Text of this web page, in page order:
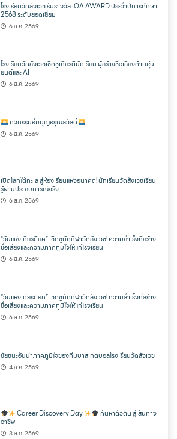
โรงเรียนวัดสังเวช รับรางวัล IQA AWARD ประจำปีการศึกษา
2568 ระดับยอดเยี่ยม
6 ส.ค. 2569
โรงเรียนวัดสังเวชเชิดชูเกียรตินักเรียน ผู้สร้างชื่อเสียงด้านหุ่น
ยนต์และ AI
6 ส.ค. 2569
กิจกรรมอิ่มบุญอรุณสวัสดิ์
6 ส.ค. 2569
เปิดโลกใต้ทะเล สู่ห้องเรียนแห่งอนาคต! นักเรียนวัดสังเวชเรียน
รู้ผ่านประสบการณ์จริง
6 ส.ค. 2569
“วันแห่งเกียรติยศ” เชิดชูนักกีฬาวัดสังเวช! ความสำเร็จที่สร้าง
ชื่อเสียงและความภาคภูมิใจให้แก่โรงเรียน
6 ส.ค. 2569
“วันแห่งเกียรติยศ” เชิดชูนักกีฬาวัดสังเวช! ความสำเร็จที่สร้าง
ชื่อเสียงและความภาคภูมิใจให้แก่โรงเรียน
6 ส.ค. 2569
ชัยชนะอันน่าภาคภูมิใจของทีมบาสเกตบอลโรงเรียนวัดสังเวช
4 ส.ค. 2569
Career Discovery Day
ค้นหาตัวตน สู่เส้นทาง
อาชีพ
3 ส.ค. 2569